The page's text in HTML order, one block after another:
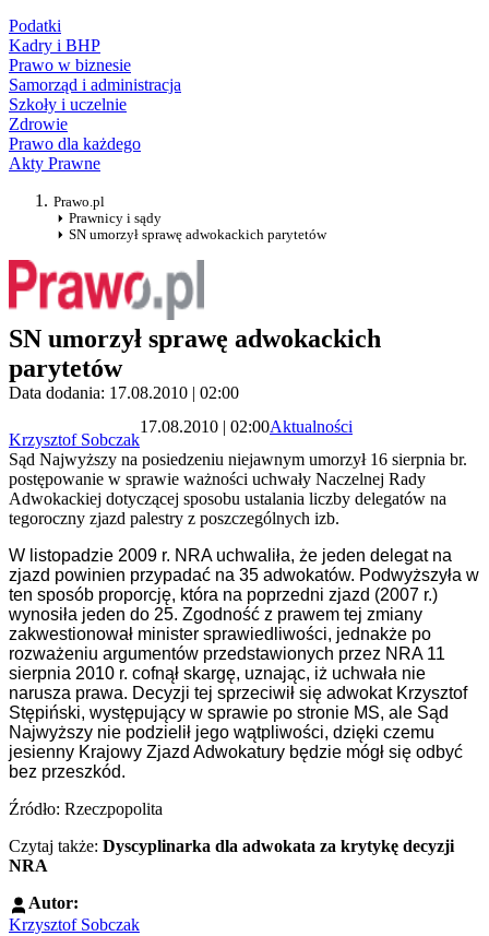
Podatki
Kadry i BHP
Prawo w biznesie
Samorząd i administracja
Szkoły i uczelnie
Zdrowie
Prawo dla każdego
Akty Prawne
Prawo.pl
Prawnicy i sądy
SN umorzył sprawę adwokackich parytetów
SN umorzył sprawę adwokackich
parytetów
Data dodania: 17.08.2010 | 02:00
Krzysztof Sobczak
17.08.2010 | 02:00Aktualności
Sąd Najwyższy na posiedzeniu niejawnym umorzył 16 sierpnia br.
postępowanie w sprawie ważności uchwały Naczelnej Rady
Adwokackiej dotyczącej sposobu ustalania liczby delegatów na
tegoroczny zjazd palestry z poszczególnych izb.
W listopadzie 2009 r. NRA uchwaliła, że jeden delegat na
zjazd powinien przypadać na 35 adwokatów. Podwyższyła w
ten sposób proporcję, która na poprzedni zjazd (2007 r.)
wynosiła jeden do 25. Zgodność z prawem tej zmiany
zakwestionował minister sprawiedliwości, jednakże po
rozważeniu argumentów przedstawionych przez NRA 11
sierpnia 2010 r. cofnął skargę, uznając, iż uchwała nie
narusza prawa. Decyzji tej sprzeciwił się adwokat Krzysztof
Stępiński, występujący w sprawie po stronie MS, ale Sąd
Najwyższy nie podzielił jego wątpliwości, dzięki czemu
jesienny Krajowy Zjazd Adwokatury będzie mógł się odbyć
bez przeszkód.
Źródło: Rzeczpopolita
Czytaj także: Dyscyplinarka dla adwokata za krytykę decyzji
NRA
Autor:
Krzysztof Sobczak